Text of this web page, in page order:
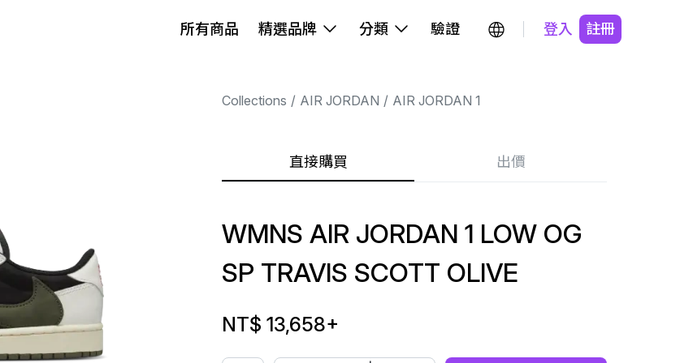
所有商品 精選品牌 分類 驗證 登入 註冊
Collections AIR JORDAN AIR JORDAN 1
直接購買 出價
WMNS AIR JORDAN 1 LOW OG
SP TRAVIS SCOTT OLIVE
NT$ 13,658+